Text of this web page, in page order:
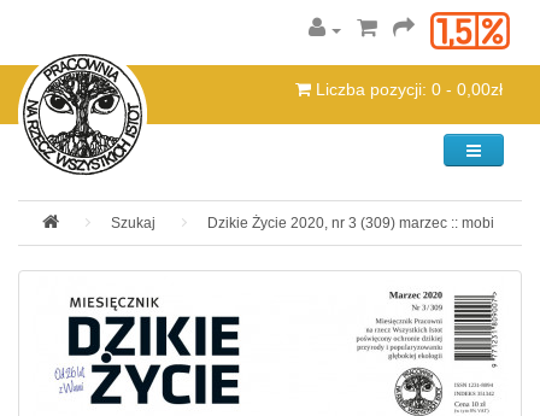
Liczba pozycji: 0 - 0,00zł
Kategorie
Szukaj Dzikie Życie 2020, nr 3 (309) marzec :: mobi